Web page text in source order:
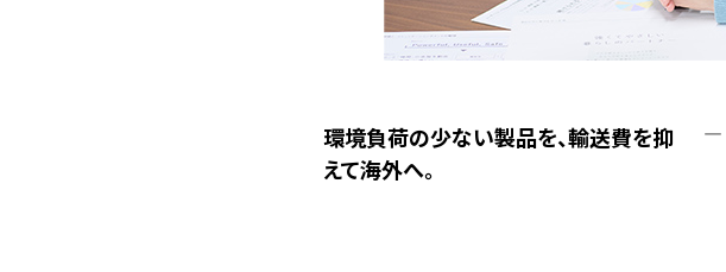
環境負荷の少ない製品を、輸送費を抑
えて海外へ。